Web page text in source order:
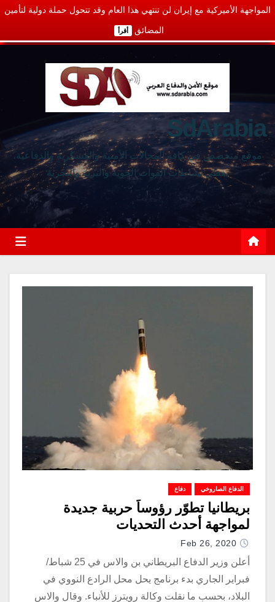
المواجهة الأميركية مع إيران لن تنتهي هذا العام وقد تتحول حملة دولية لتأمين
المضائق أقرأ
SdArabia
موقع متخصص في كافة المجالات الأمنية والعسكرية والدفاعية،
يغطي نشاطات القوات الجوية والبرية والبحرية
الدفاع الصاروخي دفاع
بريطانيا تطوّر رؤوساً حربية جديدة
لمواجهة أحدث التحديات
Feb 26, 2020
أعلن وزير الدفاع البريطاني بن والاس في 25 شباط/
فبراير الجاري بدء برنامج يحل محل الرادع النووي في
البلاد، بحسب ما نقلت وكالة رويترز للأنباء. وقال والاس